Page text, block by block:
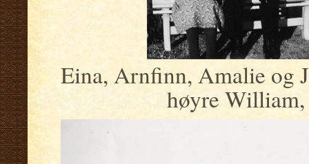
Eina, Arnfinn, Amalie og
høyre